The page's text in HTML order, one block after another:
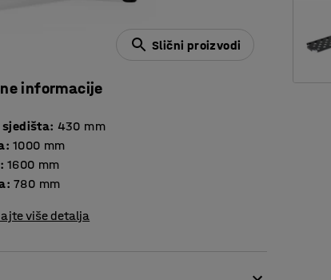
Slični proizvodi
informacije
sjedišta: 430 mm
: 1000 mm
: 1600 mm
: 780 mm
više detalja